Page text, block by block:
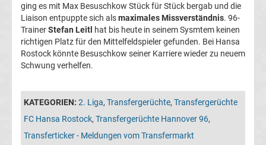
Transfergerüchte
Bayern
München
Transfergerüchte
ging es mit Max Besuschkow Stück für Stück bergab und die
Liaison entpuppte sich alsmaximales Missverständnis. 96-
TrainerStefan Leitl hat bis heute in seinem Sysmtem keinen
richtigen Platz für den Mittelfeldspieler gefunden. Bei Hansa
Rostock könnte Besuschkow seiner Karriere wieder zu neuem
Schwung verhelfen.
KATEGORIEN: 2. Liga, Transfergerüchte, Transfergerüchte
FC Hansa Rostock, Transfergerüchte Hannover 96,
Transferticker - Meldungen vom Transfermarkt